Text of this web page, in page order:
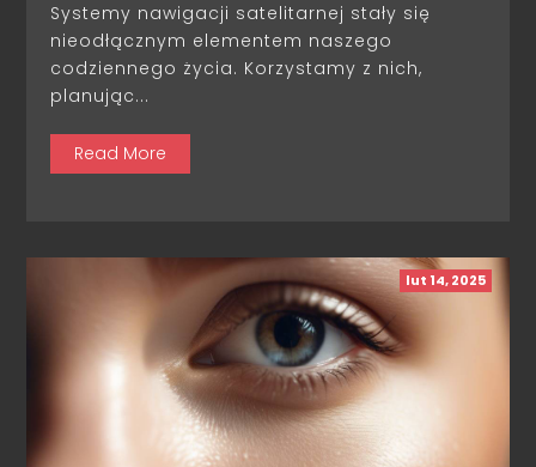
Systemy nawigacji satelitarnej stały się
nieodłącznym elementem naszego
codziennego życia. Korzystamy z nich,
planując...
Read More
lut 14, 2025